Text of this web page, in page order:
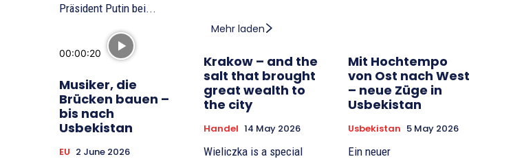
Präsident Putin bei...
00:00:20
Musiker, die
Brücken bauen –
bis nach
Usbekistan
EU 2 June 2026
Krakow – and the
salt that brought
great wealth to
the city
Handel 14 May 2026
Wieliczka is a special
Mit Hochtempo
von Ost nach West
– neue Züge in
Usbekistan
Usbekistan 5 May 2026
Ein neuer
Mehr laden